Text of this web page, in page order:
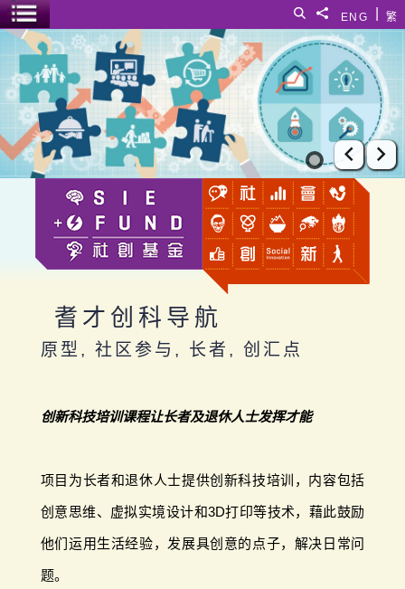
繁
ENG
分享給
搜寻
菜单开关
耆才创科导航
上一张
下
耆才创科导航
原型, 社区参与, 长者, 创汇点
创新科技培训课程让长者及退休人士发挥才能
项目为长者和退休人士提供创新科技培训，内容包括
创意思维、虚拟实境设计和3D打印等技术，藉此鼓励
他们运用生活经验，发展具创意的点子，解决日常问
题。